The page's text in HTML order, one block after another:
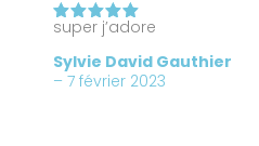
Note 5
Sylvie David Gauthier
– 7 février 2023
super j’adore